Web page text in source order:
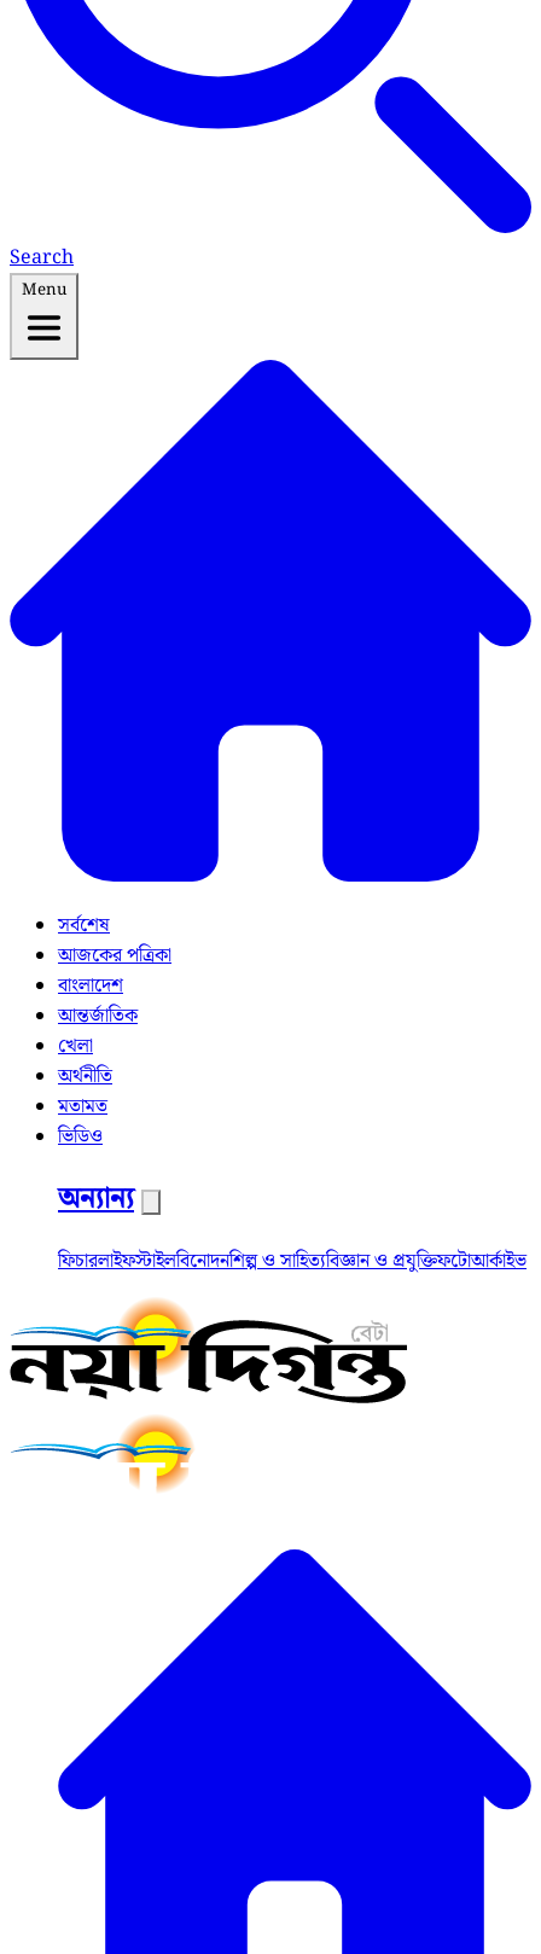
Search
Menu
সর্বশেষ
আজকের পত্রিকা
বাংলাদেশ
আন্তর্জাতিক
খেলা
অর্থনীতি
মতামত
ভিডিও
অন্যান্য
ফিচারলাইফস্টাইলবিনোদনশিল্প ও সাহিত্যবিজ্ঞান ও প্রযুক্তিফটোআর্কাইভ